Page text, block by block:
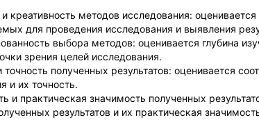
креативность методов исследования:
для проведения исследования и выявления
выбора методов: оценивается глубина
зрения целей исследования.
точность полученных результатов: оценивается
и их точность.
и практическая значимость полученных
результатов и их практическая